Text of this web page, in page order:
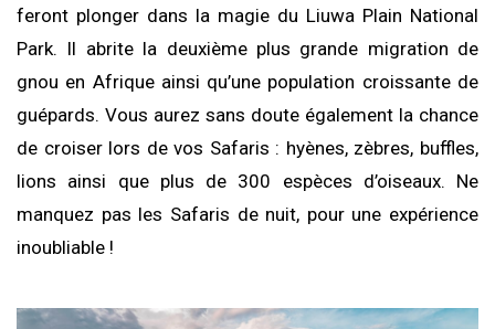
feront plonger dans la magie du Liuwa Plain National
Park. Il abrite la deuxième plus grande migration de
gnou en Afrique ainsi qu’une population croissante de
guépards. Vous aurez sans doute également la chance
de croiser lors de vos Safaris : hyènes, zèbres, buffles,
lions ainsi que plus de 300 espèces d’oiseaux. Ne
manquez pas les Safaris de nuit, pour une expérience
inoubliable !